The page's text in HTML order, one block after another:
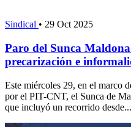
Sindical • 29 Oct 2025
Paro del Sunca
precarización e
Este miércoles 29, en el marco
por el PIT-CNT, el Sunca de
que incluyó un recorrido desde...